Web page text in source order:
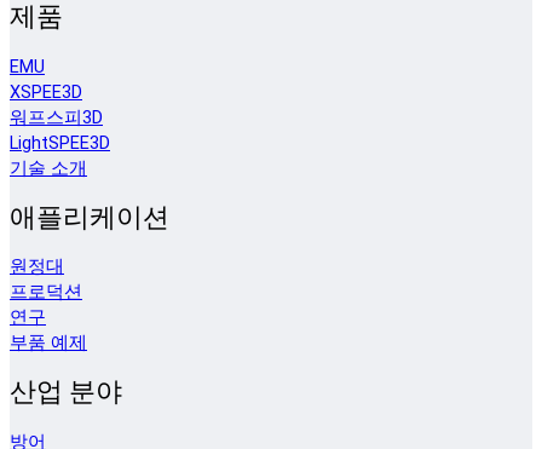
제품
EMU
XSPEE3D
워프스피3D
LightSPEE3D
기술 소개
애플리케이션
원정대
프로덕션
연구
부품 예제
산업 분야
방어